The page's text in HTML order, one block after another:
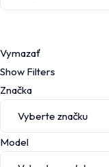
Vymazať
Show Filters
Značka
Model